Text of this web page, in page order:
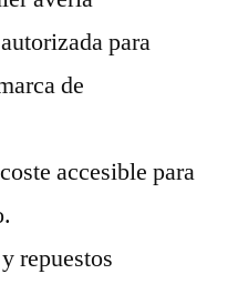
para
de
accesible para
repuestos